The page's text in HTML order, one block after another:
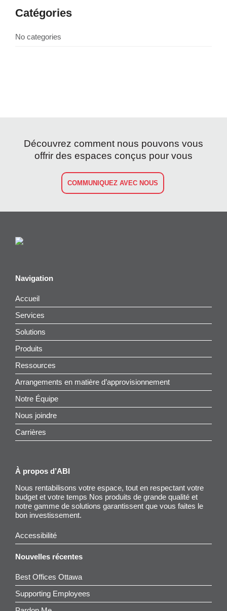
Catégories
No categories
Découvrez comment nous pouvons vous
offrir des espaces conçus pour vous
COMMUNIQUEZ AVEC NOUS
Navigation
Accueil
Services
Solutions
Produits
Ressources
Arrangements en matière d’approvisionnement
Notre Équipe
Nous joindre
Carrières
À propos d’ABI
Nous rentabilisons votre espace, tout en respectant votre
budget et votre temps Nos produits de grande qualité et
notre gamme de solutions garantissent que vous faites le
bon investissement.
Accessibilité
Nouvelles récentes
Best Offices Ottawa
Supporting Employees